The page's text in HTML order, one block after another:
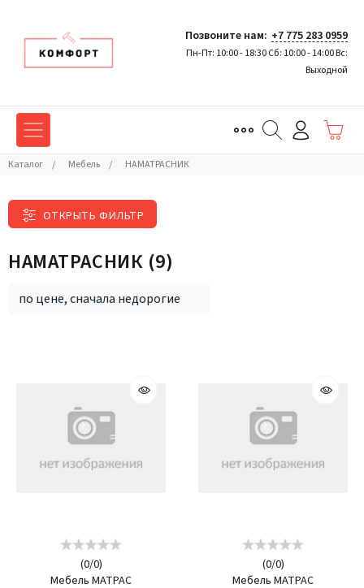
Позвоните нам: +7 775 283 0959
Пн-Пт: 10:00 - 18:30 Сб: 10:00 - 14:00 Вс:
Выходной
Каталог / Мебель / НАМАТРАСНИК
ОТКРЫТЬ ФИЛЬТР
НАМАТРАСНИК (9)
по цене, сначала недорогие
(0/0)
Мебель МАТРАС
(0/0)
Мебель МАТРАС